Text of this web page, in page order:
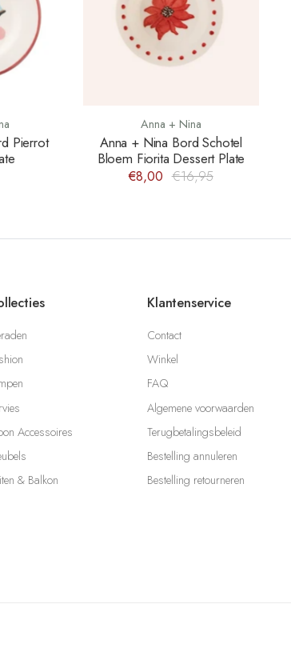
Pierrot
Anna + Nina
Anna + Nina Bord Schotel
Bloem Fiorita Dessert Plate
€8,00 €16,95
Accessoires
& Balkon
Klantenservice
Contact
Winkel
FAQ
Algemene voorwaarden
Terugbetalingsbeleid
Bestelling annuleren
Bestelling retourneren